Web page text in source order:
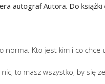
autograf Autora. Do
norma. Kto jest kim i co chce
to masz wszystko, by się